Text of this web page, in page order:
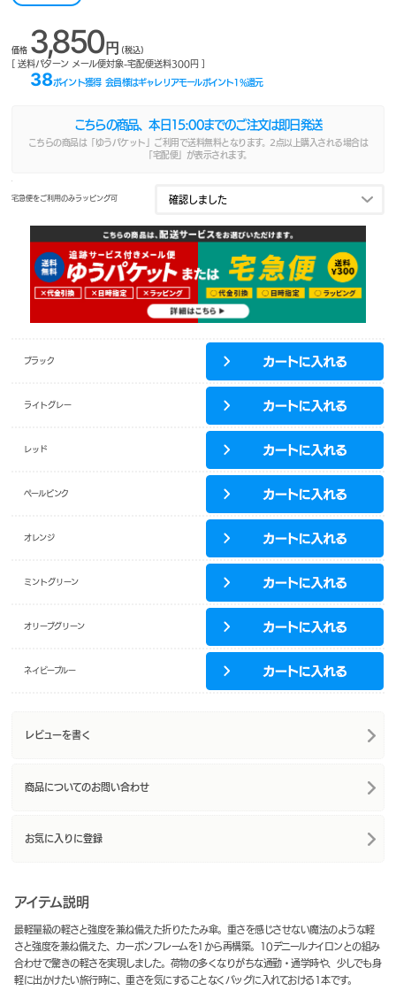
価格 3,850円 (税込)
[ 送料パターン メール便対象-宅配便送料300円 ]
38ポイント獲得 会員様はギャレリアモールポイント1 %還元
こちらの商品、本日 15:00までのご注文は即日発送
こちらの商品は「ゆうパケット」ご利用で送料無料となります。2点以上購入される場合は
「宅配便」が表示されます。
宅急便をご利用のみラッピング可
ブラック
ライトグレー
レッド
ペールピンク
オレンジ
ミントグリーン
オリーブグリーン
ネイビーブルー
レビューを書く
商品についてのお問い合わせ
お気に入りに登録
アイテム説明
最軽量級の軽さと強度を兼ね備えた折りたたみ傘。重さを感じさせない魔法のような軽
さと強度を兼ね備えた、カーボンフレームを1から再構築。10デニールナイロンとの組み
合わせで驚きの軽さを実現しました。荷物の多くなりがちな通勤・通学時や、少しでも身
軽に出かけたい旅行時に、重さを気にすることなくバッグに入れておける1本です。